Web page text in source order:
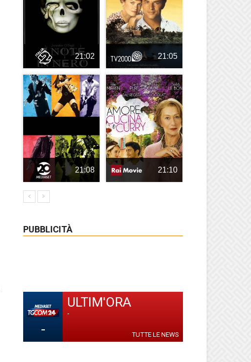
21:02 21:05
21:08 21:10
PUBBLICITÀ
-
ULTIM'ORA
-
TUTTE LE NEWS